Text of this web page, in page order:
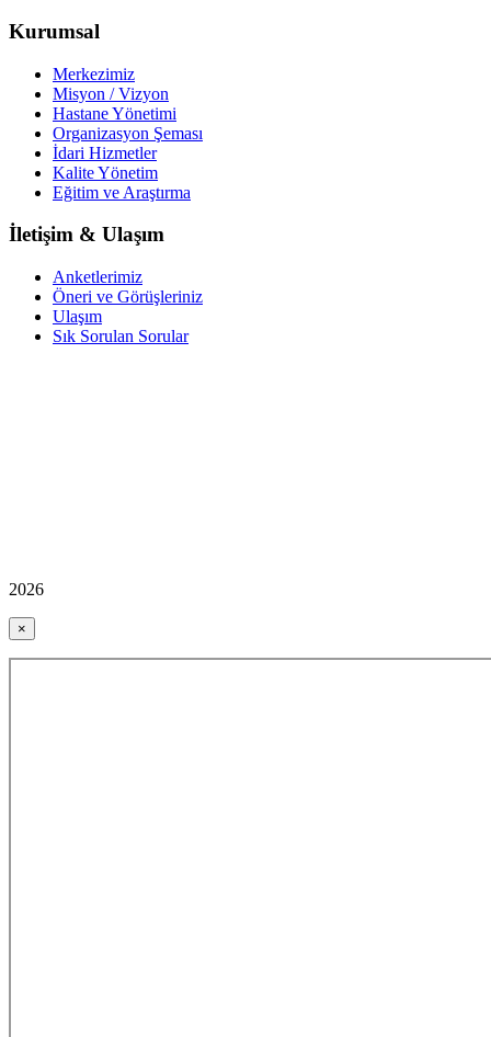
Kurumsal
Merkezimiz
Misyon / Vizyon
Hastane Yönetimi
Organizasyon Şeması
İdari Hizmetler
Kalite Yönetim
Eğitim ve Araştırma
İletişim & Ulaşım
Anketlerimiz
Öneri ve Görüşleriniz
Ulaşım
Sık Sorulan Sorular
2026
×